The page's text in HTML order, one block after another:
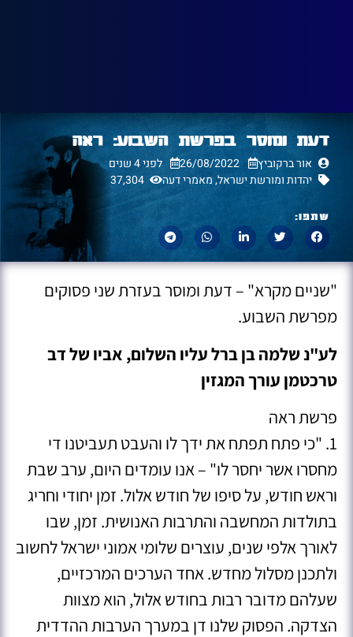
דעת ומוסר בפרשת השבוע: ראה
אור ברקוביץ 26/08/2022
לפני 4 שנים
יהדות ומורשת ישראל,מאמרי דעה 37,304
שתפו:
"שניים מקרא" – דעת ומוסר בעזרת שני פסוקים
מפרשת השבוע.
לע"נ שלמה בן ברל עליו השלום, אביו של דב
טרכטמן עורך המגזין
פרשת ראה
1. "כי פתח תפתח את ידך לו והעבט תעביטנו די
מחסרו אשר יחסר לו" – אנו עומדים היום, ערב שבת
וראש חודש, על סיפו של חודש אלול. ‏זמן יחודי וחריג
בתולדות המחשבה והתרבות האנושית. ‏זמן, שבו
לאורך אלפי שנים, עוצרים שלומי אמוני ישראל לחשוב
ולתכנן מסלול מחדש. ‏אחד הערכים המרכזיים,
שעלהם מדובר רבות בחודש אלול, הוא מצוות
הצדקה. הפסוק שלנו דן במערך הערבות ההדדית